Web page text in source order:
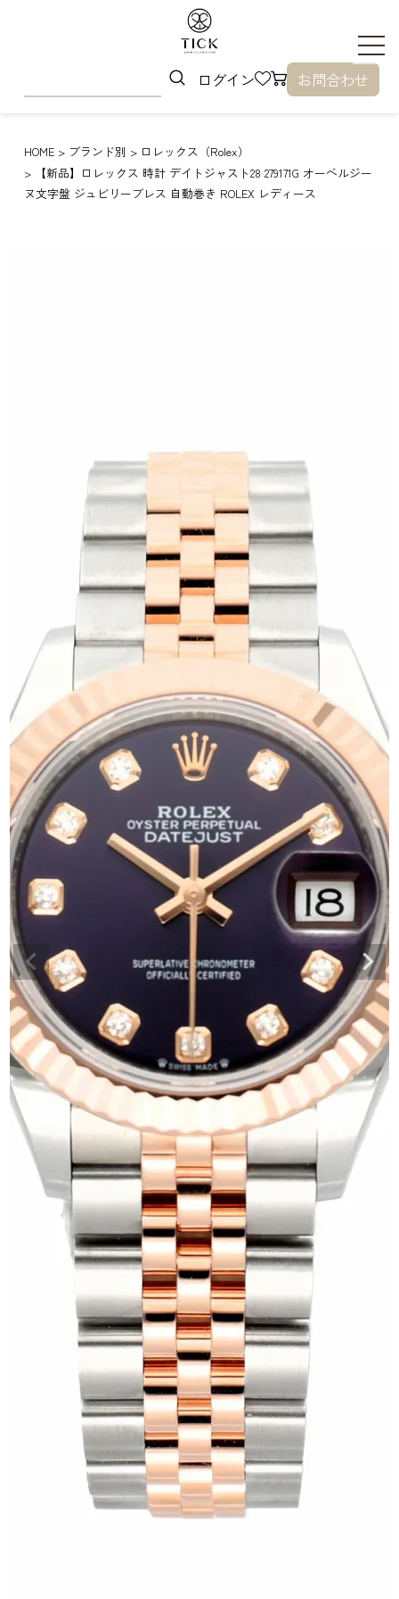
ログイン お問合わせ
HOME ブランド別
ロレックス（Rolex）
【新品】ロレックス 時計 デイトジャスト28 279171G オーベルジー
ヌ文字盤 ジュビリーブレス 自動巻き ROLEX レディース